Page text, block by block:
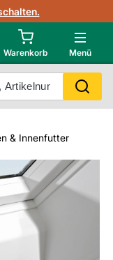
Warenkorb Menü
& Innenfutter